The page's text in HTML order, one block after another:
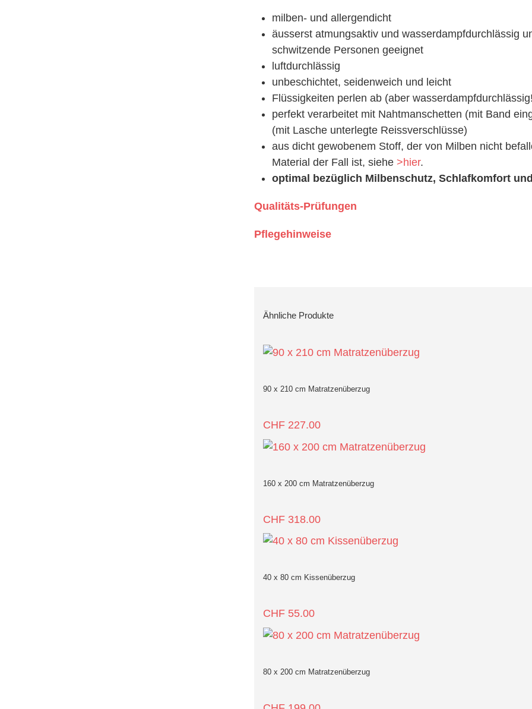
milben- und allergendicht
äusserst atmungsaktiv und wasserdampfdurchlässig
schwitzende Personen geeignet
luftdurchlässig
unbeschichtet, seidenweich und leicht
Flüssigkeiten perlen ab (aber
perfekt verarbeitet mit Nahtmanschetten (mit Band
(mit Lasche unterlegte Reissverschlüsse)
aus dicht gewobenem Stoff, der von Milben nicht
Material der Fall ist, siehe >hier.
optimal bezüglich Milbenschutz, Schlafkomfort
Qualitäts-Prüfungen
Pflegehinweise
Ähnliche Produkte
90 x 210 cm Matratzenüberzug
CHF227.00
160 x 200 cm Matratzenüberzug
CHF318.00
40 x 80 cm Kissenüberzug
CHF55.00
80 x 200 cm Matratzenüberzug